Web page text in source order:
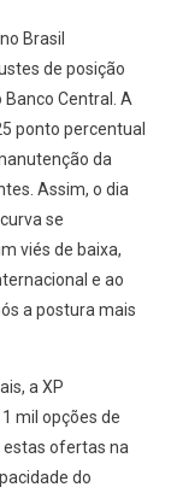
Brasil
de posição
Central. A
ponto percentual
da
Assim, o dia
se
viés de baixa,
e ao
a postura mais
a XP
mil opções de
ofertas na
do